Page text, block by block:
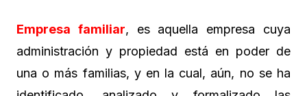
Empresa familiar, es aquella empresa cuya
administración y propiedad está en poder de
una o más familias, y en la cual, aún, no se ha